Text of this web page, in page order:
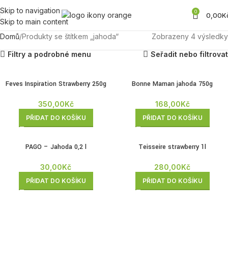
Skip to navigation
Skip to main content
0 0,00
Domů Produkty se štítkem „jahoda“ Zobrazeny 4 výsledky
Filtry a podrobné menu Seřadit nebo filtrovat
Feves Inspiration Strawberry 250g
350,00Kč
PŘIDAT DO KOŠÍKU
Bonne Maman jahoda 750g
168,00Kč
PŘIDAT DO KOŠÍKU
PAGO – Jahoda 0,2 l
30,00Kč
PŘIDAT DO KOŠÍKU
Teisseire strawberry 1l
280,00Kč
PŘIDAT DO KOŠÍKU